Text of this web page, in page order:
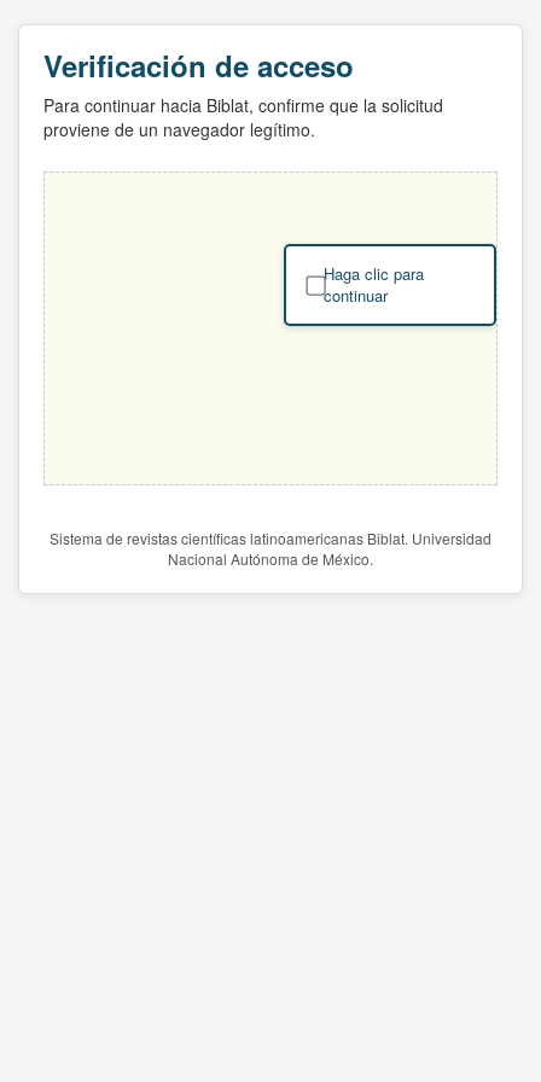
Verificación de acceso
Para continuar hacia Biblat, confirme que la solicitud
proviene de un navegador legítimo.
Haga clic para
continuar
Sistema de revistas científicas latinoamericanas Biblat. Universidad
Nacional Autónoma de México.